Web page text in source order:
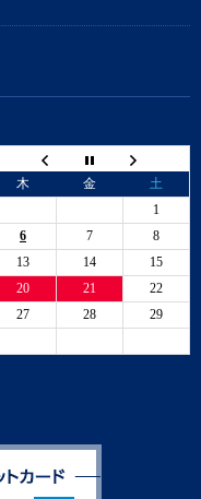
木 金
土
1
6 7
8
13 14
15
20 21
22
27 28
29